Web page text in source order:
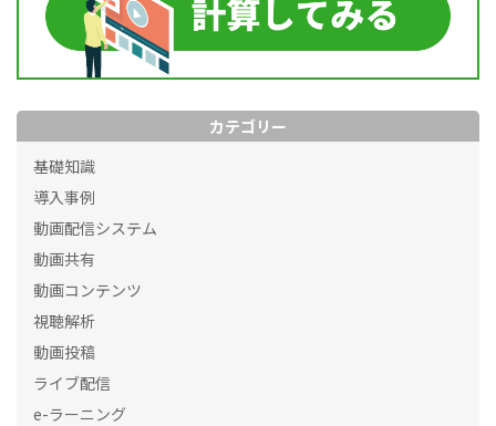
カテゴリー
基礎知識
導入事例
動画配信システム
動画共有
動画コンテンツ
視聴解析
動画投稿
ライブ配信
e-ラーニング